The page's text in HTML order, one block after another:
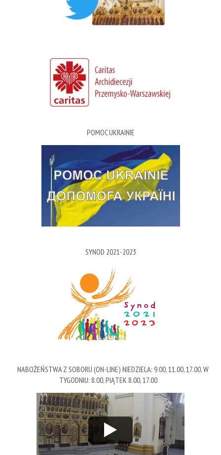
POMOC UKRAINIE
SYNOD 2021-2023
NABOŻEŃSTWA Z SOBORU (ON-LINE) NIEDZIELA: 9.00, 11.00, 17.00, W
TYGODNIU: 8.00, PIĄTEK 8.00, 17.00